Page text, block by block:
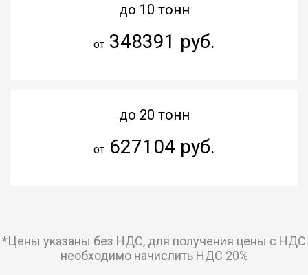
до 10 тонн
от348391 руб.
до 20 тонн
от627104 руб.
*Цены указаны без НДС, для получения цены с НДС
необходимо начислить НДС 20%